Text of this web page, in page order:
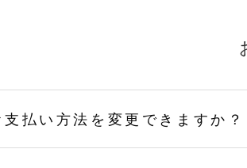
払い方法を変更できますか？